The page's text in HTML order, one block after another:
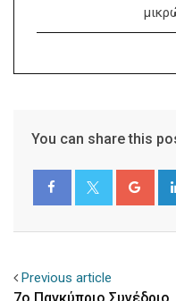
You can share this
Previous article